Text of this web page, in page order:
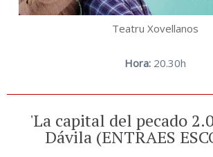
Teatru Xovellanos
Hora:20.30h
'La capital del pecado
Dávila (ENTRAES